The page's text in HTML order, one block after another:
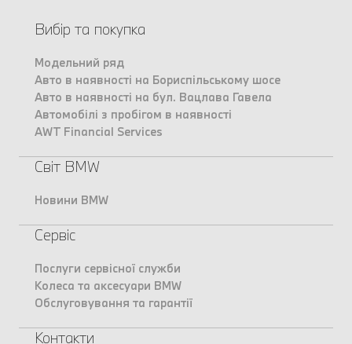
Вибір та покупка
Модельний ряд
Авто в наявності на Бориспільському шосе
Авто в наявності на бул. Вацлава Гавела
Автомобілі з пробігом в наявності
AWT Financial Services
Світ BMW
Новини BMW
Сервіс
Послуги сервісної служби
Колеса та аксесуари BMW
Обслуговування та гарантії
Контакти